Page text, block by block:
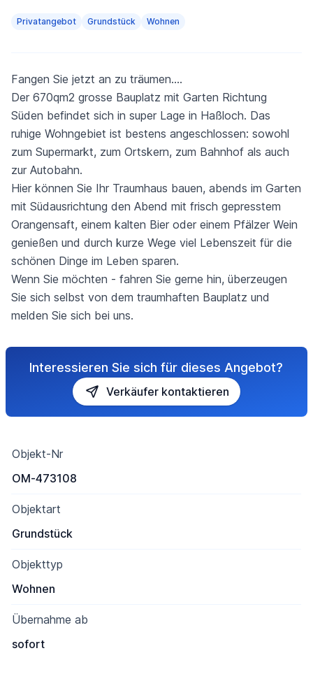
Privatangebot Grundstück Wohnen
Fangen Sie jetzt an zu träumen….
Der 670qm2 grosse Bauplatz mit Garten Richtung
Süden befindet sich in super Lage in Haßloch. Das
ruhige Wohngebiet ist bestens angeschlossen: sowohl
zum Supermarkt, zum Ortskern, zum Bahnhof als auch
zur Autobahn.
Hier können Sie Ihr Traumhaus bauen, abends im Garten
mit Südausrichtung den Abend mit frisch gepresstem
Orangensaft, einem kalten Bier oder einem Pfälzer Wein
genießen und durch kurze Wege viel Lebenszeit für die
schönen Dinge im Leben sparen.
Wenn Sie möchten - fahren Sie gerne hin, überzeugen
Sie sich selbst von dem traumhaften Bauplatz und
melden Sie sich bei uns.
Interessieren Sie sich für dieses Angebot?
Verkäufer kontaktieren
Objekt-Nr
OM-473108
Objektart
Grundstück
Objekttyp
Wohnen
Übernahme ab
sofort